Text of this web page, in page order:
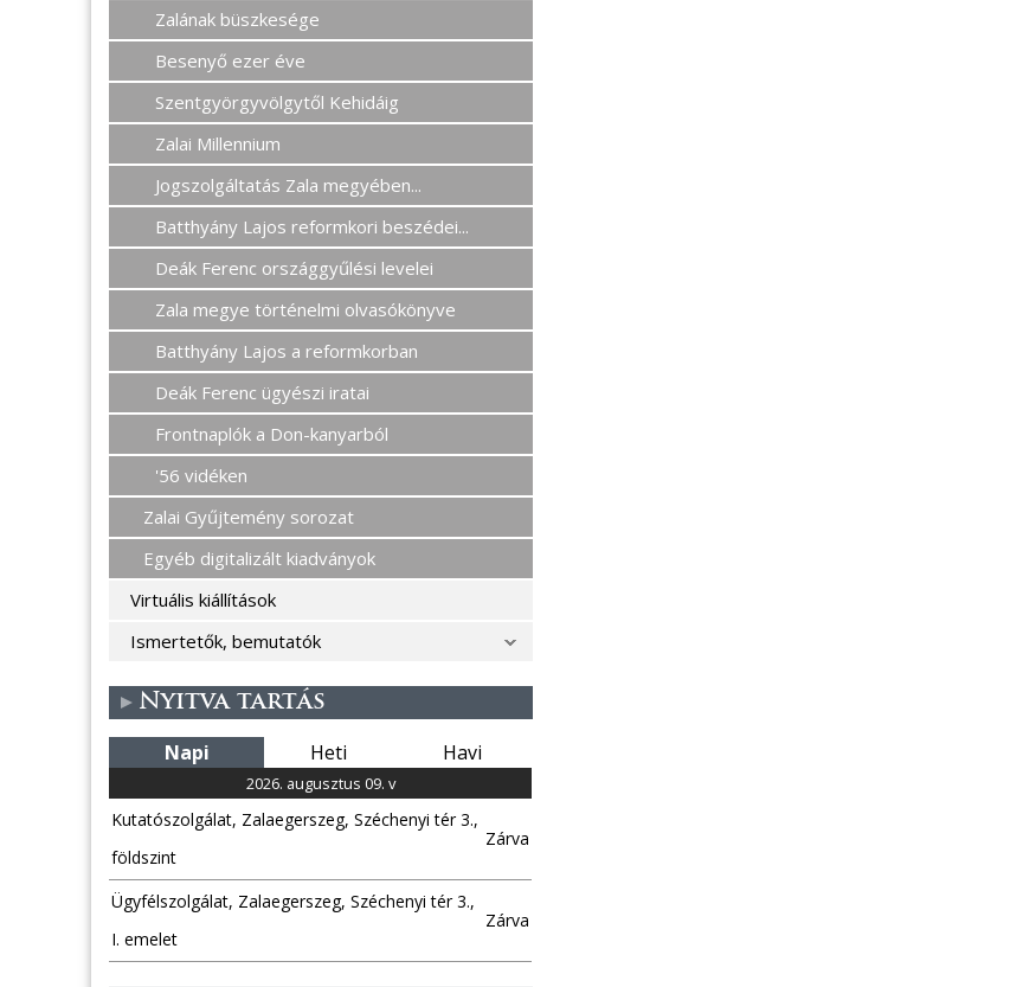
Zalának büszkesége
Besenyő ezer éve
Szentgyörgyvölgytől Kehidáig
Zalai Millennium
Jogszolgáltatás Zala megyében...
Batthyány Lajos reformkori beszédei...
Deák Ferenc országgyűlési levelei
Zala megye történelmi olvasókönyve
Batthyány Lajos a reformkorban
Deák Ferenc ügyészi iratai
Frontnaplók a Don-kanyarból
'56 vidéken
Zalai Gyűjtemény sorozat
Egyéb digitalizált kiadványok
Virtuális kiállítások
Ismertetők, bemutatók
Nyitva tartás
Napi Heti Havi
2026. augusztus 09. v
Kutatószolgálat, Zalaegerszeg, Széchenyi tér 3.,
földszint
Zárva
Ügyfélszolgálat, Zalaegerszeg, Széchenyi tér 3.,
I. emelet
Zárva